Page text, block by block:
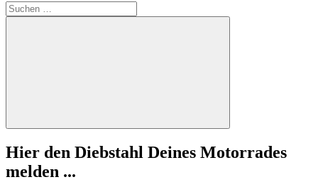
Suchen
nach:
Suchen
Hier den Diebstahl Deines Motorrades
melden ...